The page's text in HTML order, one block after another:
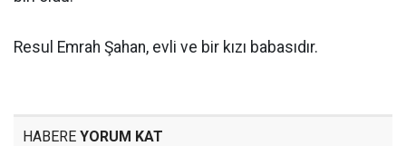
Resul Emrah Şahan, evli ve bir kızı babasıdır.
HABERE YORUM KAT